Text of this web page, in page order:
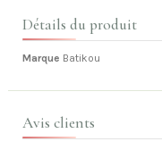
Détails du produit
Marque Batikou
Avis clients